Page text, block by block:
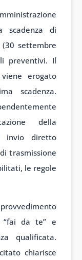
scadenza di
settembre
preventivi. Il
erogato
scadenza.
della
invio diretto
trasmissione
le regole
“fai da te” e
qualificata.
chiarisce